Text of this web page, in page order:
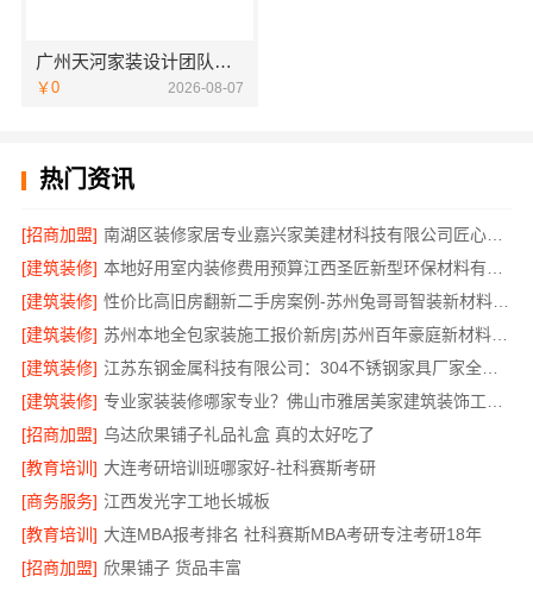
广州天河家装设计团队拎包入住？精匠饰家全铝家居
￥0 2026-08-07
热门资讯
[招商加盟]
南湖区装修家居专业嘉兴家美建材科技有限公司匠心打造品质家
[建筑装修]
[建筑装修]
性价比高旧房翻新二手房案例-苏州兔哥哥智装新材料有限公司
[建筑装修]
苏州本地全包家装施工报价新房|苏州百年豪庭新材料有限公司
[建筑装修]
江苏东钢金属科技有限公司：304不锈钢家具厂家全国地址
[建筑装修]
[招商加盟] 乌达欣果铺子礼品礼盒 真的太好吃了
[教育培训] 大连考研培训班哪家好-社科赛斯考研
[商务服务] 江西发光字工地长城板
[教育培训] 大连MBA报考排名 社科赛斯MBA考研专注考研18年
[招商加盟] 欣果铺子 货品丰富